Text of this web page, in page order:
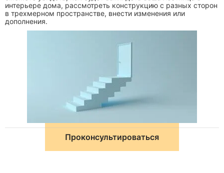
интерьере дома, рассмотреть конструкцию с разных сторон
в трехмерном пространстве, внести изменения или
дополнения.
Проконсультироваться